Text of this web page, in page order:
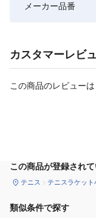
メーカー品番
カスタマーレビ
この商品のレビューは
この商品が登録され
テニス テニスラケット
類似条件で探す